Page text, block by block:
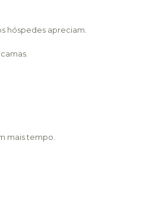
hóspedes apreciam.
mais tempo.